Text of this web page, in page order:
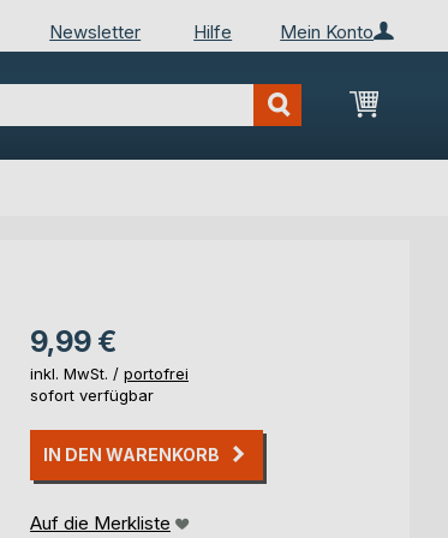
Mein Konto
Newsletter Hilfe
Mein
9,99 €
inkl. MwSt. / portofrei
sofort verfügbar
IN DEN WARENKORB
Auf die Merkliste